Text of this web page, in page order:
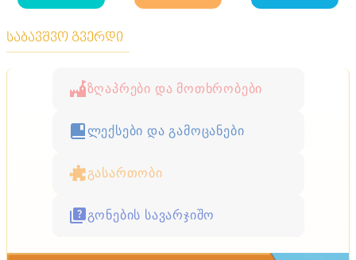
საბავშვო გვერდი
ზღაპრები და მოთხრობები
ლექსები და გამოცანები
გასართობი
გონების სავარჯიშო